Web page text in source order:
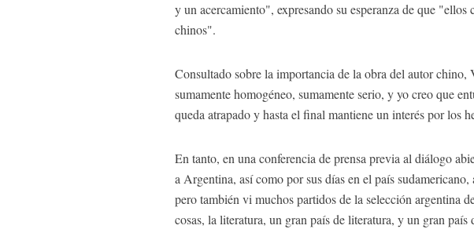
y un acercamiento", expresando su esperanza de que
chinos".
Consultado sobre la importancia de la obra del autor
sumamente homogéneo, sumamente serio, y yo creo que
queda atrapado y hasta el final mantiene un interés por los
En tanto, en una conferencia de prensa previa al diálogo
a Argentina, así como por sus días en el país
pero también vi muchos partidos de la selección argentina
cosas, la literatura, un gran país de literatura, y un gran